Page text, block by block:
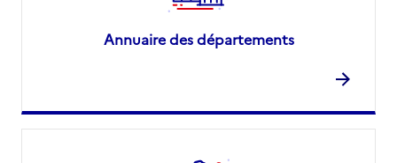
Annuaire des départements